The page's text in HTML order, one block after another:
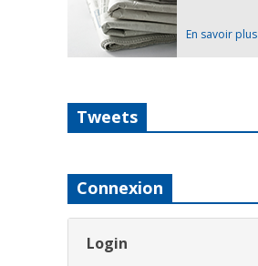
En savoir plus
Tweets
Connexion
Login